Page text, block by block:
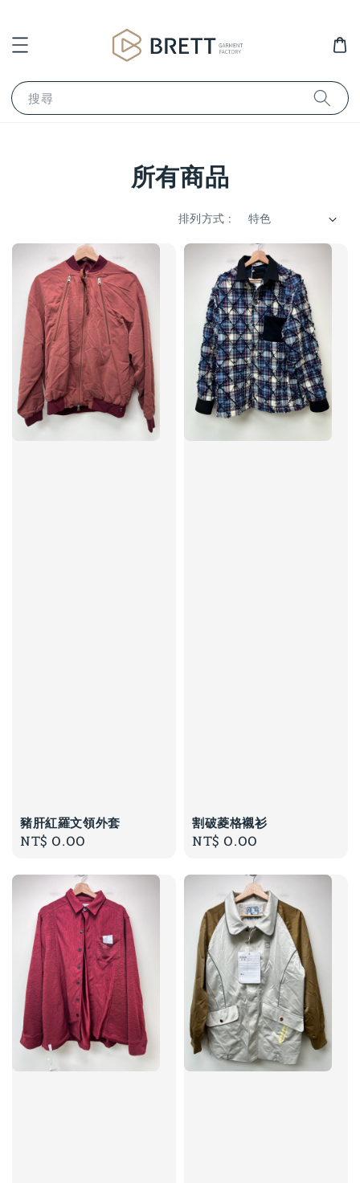
搜尋
所有商品
排列方式 :
豬肝紅羅文領外套
Regular
NT$ 0.00
割破菱格襯衫
Regular
NT$ 0.00